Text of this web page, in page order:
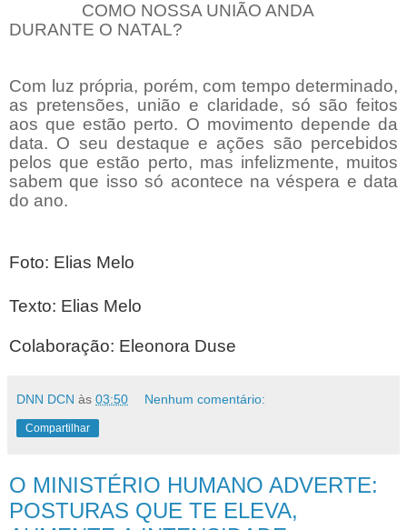
COMO NOSSA UNIÃO ANDA
DURANTE O NATAL?
Com luz própria, porém, com tempo determinado,
as pretensões, união e claridade, só são feitos
aos que estão perto. O movimento depende da
data. O seu destaque e ações são percebidos
pelos que estão perto, mas infelizmente, muitos
sabem que isso só acontece na véspera e data
do ano.
Foto: Elias Melo
Texto: Elias Melo
Colaboração: Eleonora Duse
DNN DCN às 03:50 Nenhum comentário:
Compartilhar
O MINISTÉRIO HUMANO ADVERTE:
POSTURAS QUE TE ELEVA,